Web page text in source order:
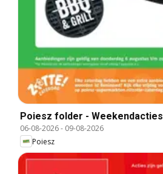
Poiesz folder - Weekendacties
06-08-2026- 09-08-2026
Poiesz